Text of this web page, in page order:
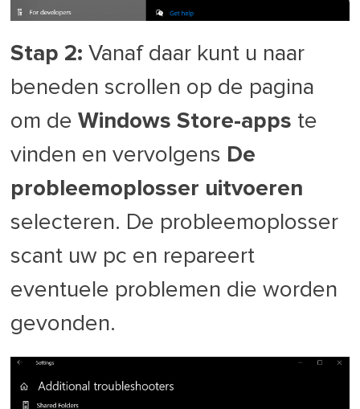
Stap 2:Vanaf daar kunt u naar
beneden scrollen op de pagina
om deWindows Store-apps te
vinden en vervolgens De
probleemoplosser uitvoeren
selecteren. De probleemoplosser
scant uw pc en repareert
eventuele problemen die worden
gevonden.